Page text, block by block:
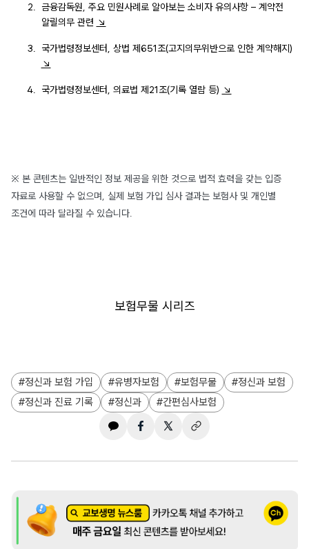
금융감독원, 주요 민원사례로 알아보는 소비자 유의사항 – 계약전
알릴의무 관련 ↘
국가법령정보센터, 상법 제651조(고지의무위반으로 인한 계약해지)
↘
국가법령정보센터, 의료법 제21조(기록 열람 등) ↘
※ 본 콘텐츠는 일반적인 정보 제공을 위한 것으로 법적 효력을 갖는 입증
자료로 사용할 수 없으며, 실제 보험 가입 심사 결과는 보험사 및 개인별
조건에 따라 달라질 수 있습니다.
보험무물 시리즈
정신과 보험 가입 유병자보험 보험무물
정신과 보험
정신과 진료 기록
정신과 간편심사보험